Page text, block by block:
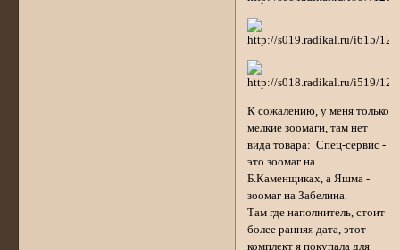
К сожалению, у меня только
мелкие зоомаги, там нет
вида товара: Спец-сервис -
это зоомаг на
Б.Каменщиках, а Яшма -
зоомаг на Забелина.
Там где наполнитель, стоит
более ранняя дата, этот
комплект я покупала для